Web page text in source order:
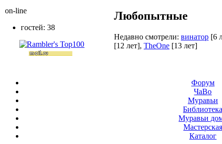
Любопытные
Недавно смотрели: винатор [6
[12 лет], TheOne [13 лет]
on-line
гостей: 38
Форум
ЧаВо
Муравьи
Муравьи
Мастерская
Каталог